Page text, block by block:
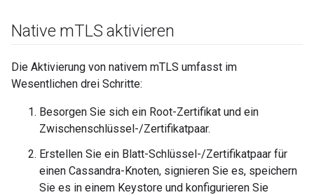
Native mTLS aktivieren
Die Aktivierung von nativem mTLS umfasst im
Wesentlichen drei Schritte:
Besorgen Sie sich ein Root-Zertifikat und ein
Zwischenschlüssel-/Zertifikatpaar.
Erstellen Sie ein Blatt-Schlüssel-/Zertifikatpaar für
einen Cassandra-Knoten, signieren Sie es, speichern
Sie es in einem Keystore und konfigurieren Sie